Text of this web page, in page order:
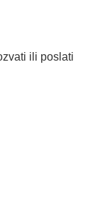
ili poslati